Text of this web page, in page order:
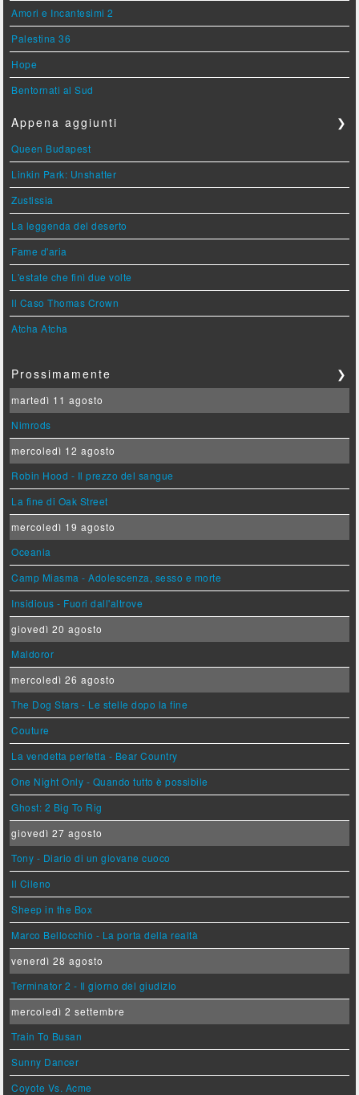
Amori e Incantesimi 2
Palestina 36
Hope
Bentornati al Sud
Appena aggiunti ❯
Queen Budapest
Linkin Park: Unshatter
Zustissia
La leggenda del deserto
Fame d'aria
L'estate che finì due volte
Il Caso Thomas Crown
Atcha Atcha
Prossimamente ❯
martedì 11 agosto
Nimrods
mercoledì 12 agosto
Robin Hood - Il prezzo del sangue
La fine di Oak Street
mercoledì 19 agosto
Oceania
Camp Miasma - Adolescenza, sesso e morte
Insidious - Fuori dall'altrove
giovedì 20 agosto
Maldoror
mercoledì 26 agosto
The Dog Stars - Le stelle dopo la fine
Couture
La vendetta perfetta - Bear Country
One Night Only - Quando tutto è possibile
Ghost: 2 Big To Rig
giovedì 27 agosto
Tony - Diario di un giovane cuoco
Il Cileno
Sheep in the Box
Marco Bellocchio - La porta della realtà
venerdì 28 agosto
Terminator 2 - Il giorno del giudizio
mercoledì 2 settembre
Train To Busan
Sunny Dancer
Coyote Vs. Acme